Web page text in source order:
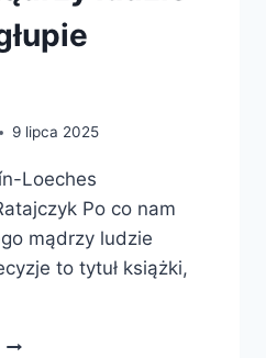
9 lipca 2025
Loeches
Po co nam
mądrzy ludzie
to tytuł książki,
PO